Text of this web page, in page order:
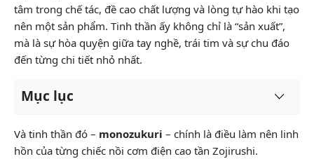
tâm trong chế tác, đề cao chất lượng và lòng tự hào khi tạo
nên một sản phẩm. Tinh thần ấy không chỉ là “sản xuất”,
mà là sự hòa quyện giữa tay nghề, trái tim và sự chu đáo
đến từng chi tiết nhỏ nhất.
Mục lục
Và tinh thần đó – monozukuri – chính là điều làm nên linh
hồn của từng chiếc nồi cơm điện cao tần Zojirushi.